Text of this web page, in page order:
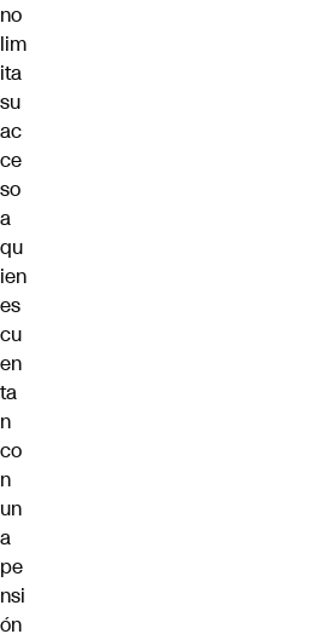
no
lim
ita
su
ac
ce
so
a
qu
ien
es
cu
en
ta
n
co
n
un
a
pe
nsi
ón